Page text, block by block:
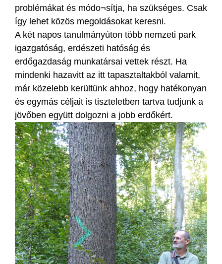
problémákat és módo¬sítja, ha szükséges. Csak
így lehet közös megoldásokat keresni.
A két napos tanulmányúton több nemzeti park
igazgatóság, erdészeti hatóság és
erdőgazdaság munkatársai vettek részt. Ha
mindenki hazavitt az itt tapasztaltakból valamit,
már közelebb kerültünk ahhoz, hogy hatékonyan
és egymás céljait is tiszteletben tartva tudjunk a
jövőben együtt dolgozni a jobb erdőkért.